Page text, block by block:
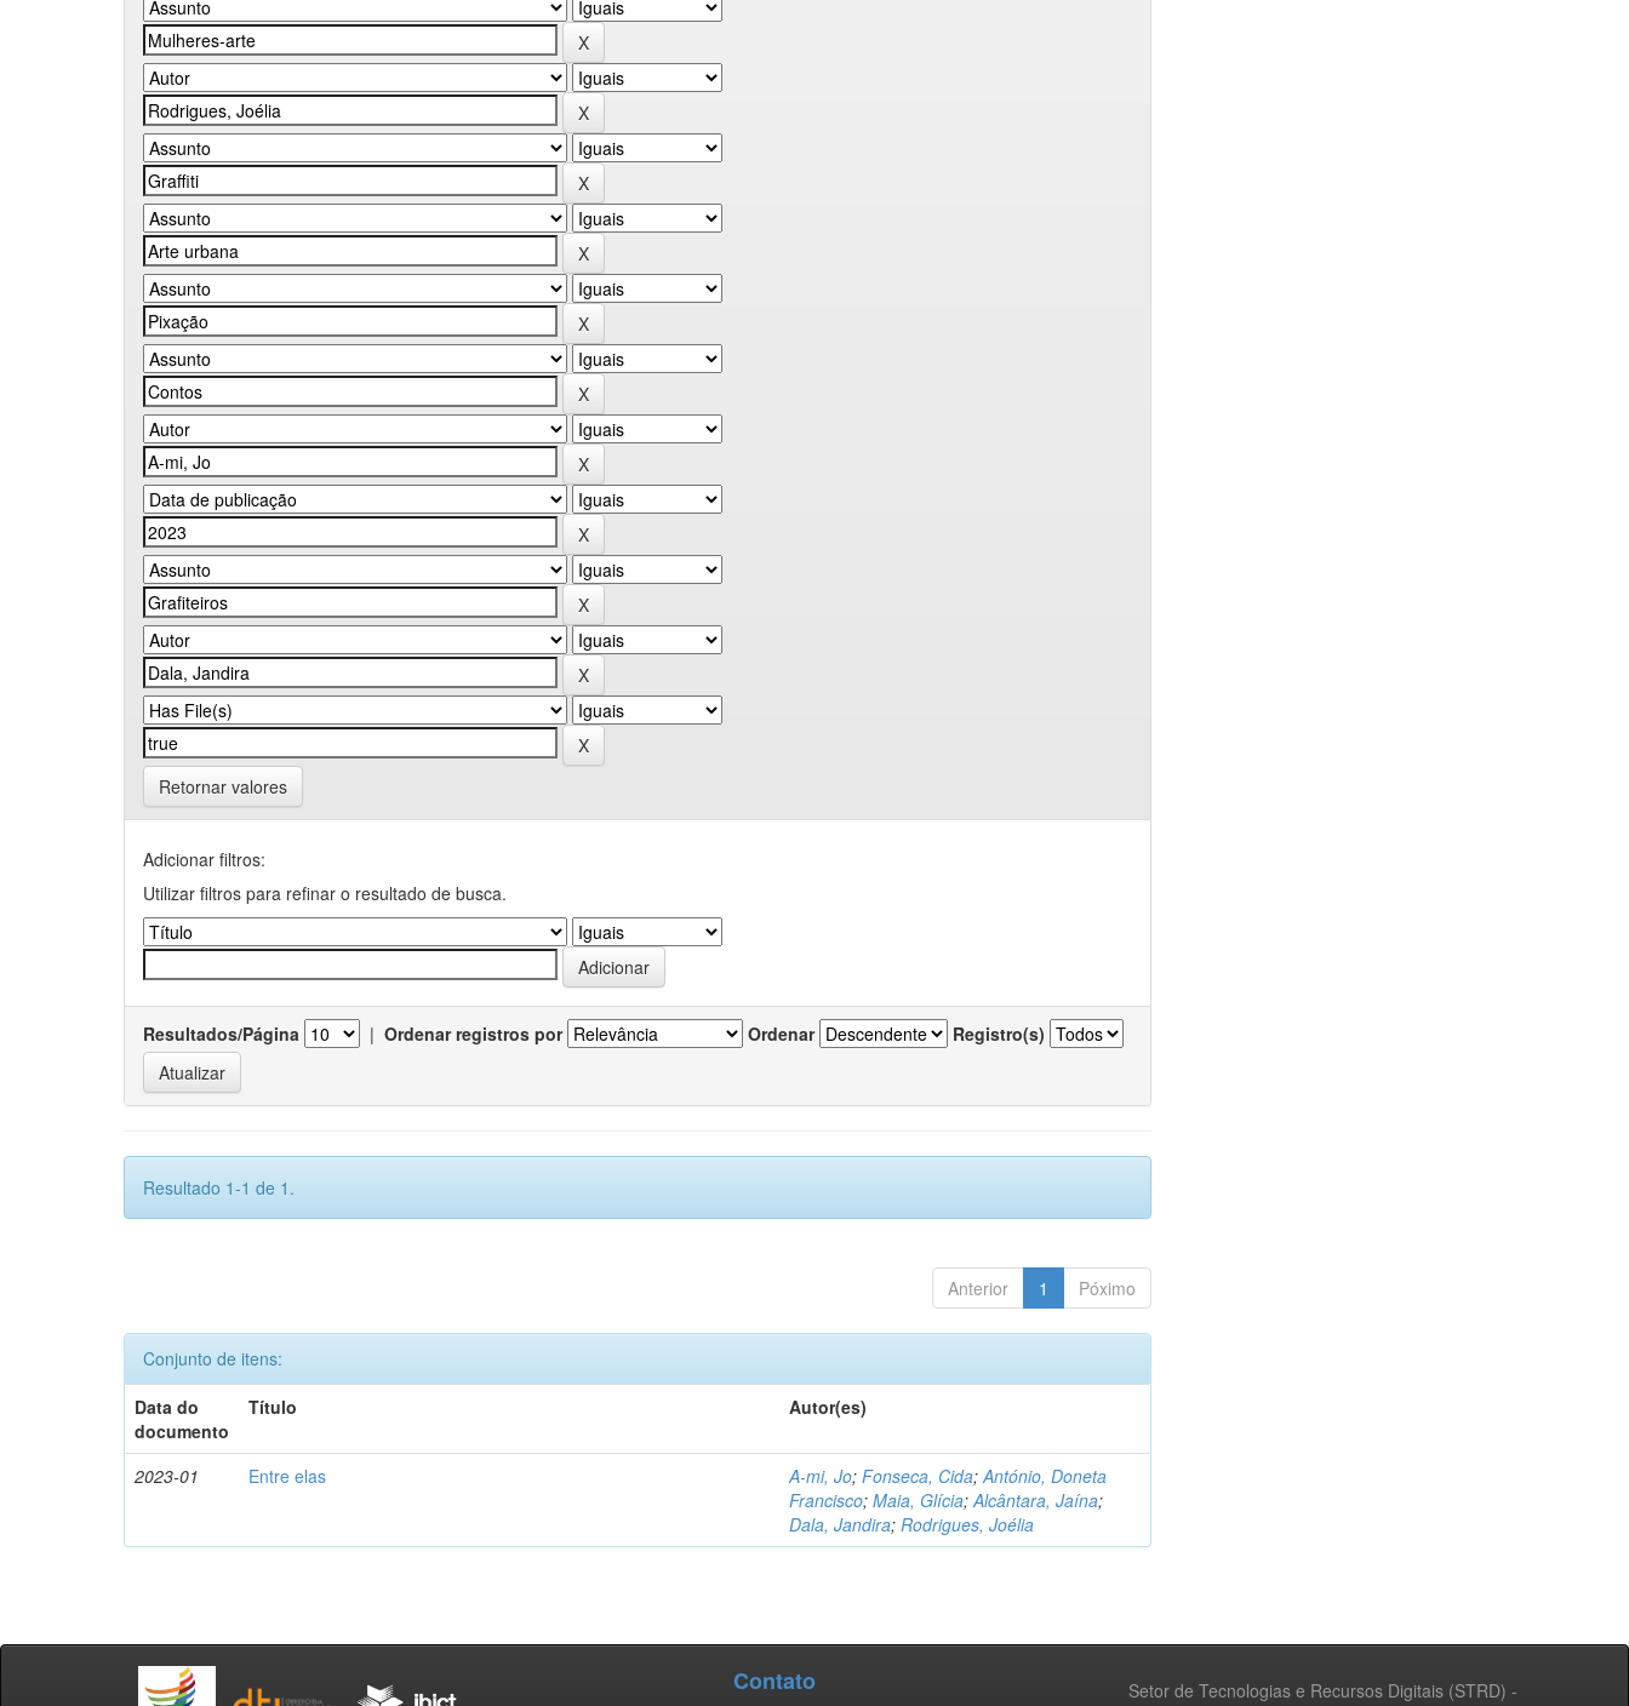
Retornar valores
Adicionar filtros:
Utilizar filtros para refinar o resultado de busca.
Resultados/Página | Ordenar registros por Ordenar Registro(s)
Resultado 1-1 de 1.
Anterior 1 Póximo
Conjunto de itens:
Data do
documento
Título Autor(es)
2023-01 Entre elas A-mi, Jo;Fonseca, Cida;António, Doneta
Francisco;Maia, Glícia;Alcântara, Jaína;
Dala, Jandira;Rodrigues, Joélia
Setor de Tecnologias e Recursos Digitais (STRD) -
Contato